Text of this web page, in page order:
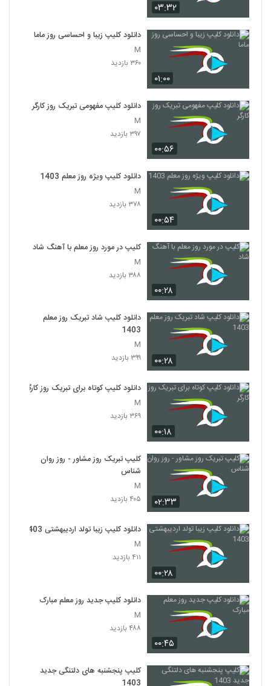
۰۳:۳۲
۰۱:۰۰
دانلود کلیپ زیبا و احساسی روز ماما
M
۳۶۰ بازدید
۰۰:۵۶
دانلود کلیپ مفهومی تبریک روز کارگر
M
۳۹۷ بازدید
۰۰:۵۴
دانلود کلیپ ویژه روز معلم 1403
M
۳۷۸ بازدید
۰۰:۲۸
کلیپ در مورد روز معلم با آهنگ شاد
M
۳۸۸ بازدید
۰۰:۲۸
دانلود کلیپ شاد تبریک روز معلم
1403
M
۳۹۹ بازدید
۰۰:۱۸
دانلود کلیپ کوتاه برای تبریک روز کارگر
M
۳۶۹ بازدید
۰۲:۳۳
کلیپ تبریک روز مشاور - روز روان
شناس
M
۴۰۵ بازدید
۰۰:۲۸
دانلود کلیپ زیبا تولد اردیبهشتی 1403
M
۴۱۱ بازدید
۰۰:۴۵
دانلود کلیپ جدید روز معلم مبارک
M
۴۸۸ بازدید
کلیپ پنجشنبه های دلتنگی جدید
1403